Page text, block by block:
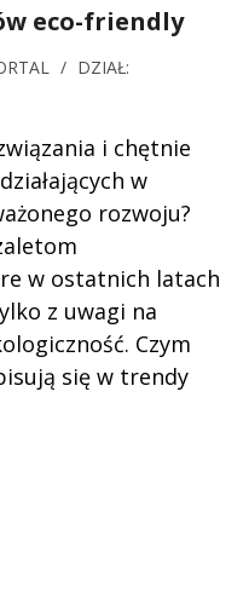
eco-friendly
/ DZIAŁ:
i chętnie
w
rozwoju?
w ostatnich latach
z uwagi na
Czym
się w trendy